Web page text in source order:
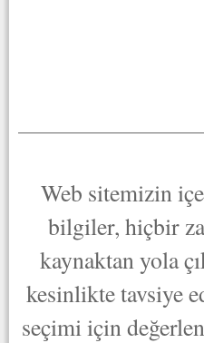
Web sitemizin
bilgiler, hiçbir
kaynaktan yola
kesinlikte tavsiye
seçimi için